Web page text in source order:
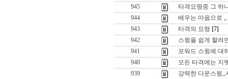
945
타격요령중 그 하
944
배우는 마음으로 ,,
943
타격의 요령 [7]
942
스윙을 쉽게 할려
941
포워드 스윙에 대
940
모든 타격에는 지
939
강력한 다운스윙,,